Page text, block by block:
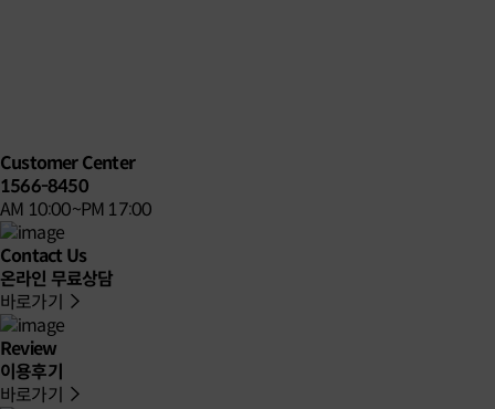
Customer Center
1566-8450
AM 10:00~PM 17:00
Contact Us
온라인 무료상담
바로가기
Review
이용후기
바로가기